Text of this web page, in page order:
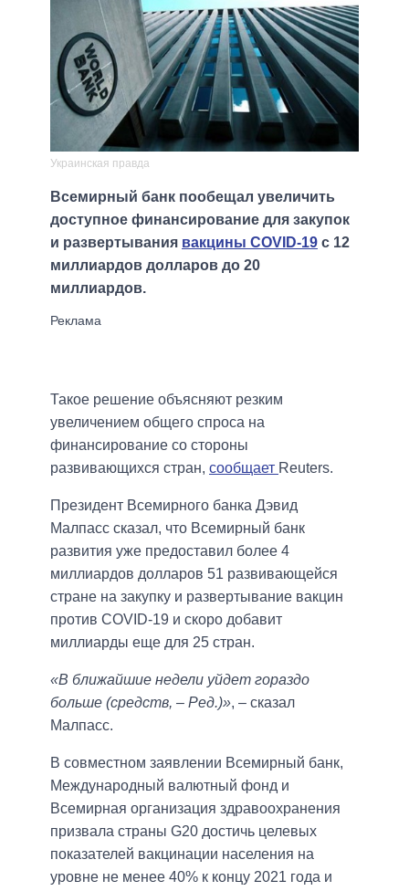
Украинская правда
Всемирный банк пообещал увеличить
доступное финансирование для закупок
и развертывания вакцины COVID-19 с 12
миллиардов долларов до 20
миллиардов.
Такое решение объясняют резким
увеличением общего спроса на
финансирование со стороны
развивающихся стран, сообщает Reuters.
Президент Всемирного банка Дэвид
Малпасс сказал, что Всемирный банк
развития уже предоставил более 4
миллиардов долларов 51 развивающейся
стране на закупку и развертывание вакцин
против COVID-19 и скоро добавит
миллиарды еще для 25 стран.
«В ближайшие недели уйдет гораздо
больше (средств, – Ред.)», – сказал
Малпасс.
В совместном заявлении Всемирный банк,
Международный валютный фонд и
Всемирная организация здравоохранения
призвала страны G20 достичь целевых
показателей вакцинации населения на
уровне не менее 40% к концу 2021 года и